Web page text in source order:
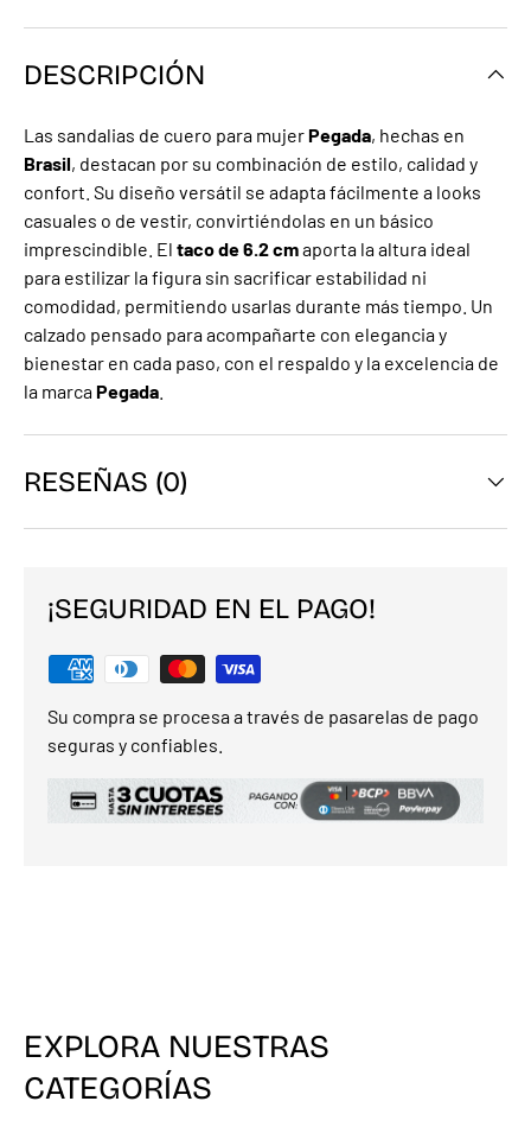
DESCRIPCIÓN
Las sandalias de cuero para mujerPegada, hechas en
Brasil, destacan por su combinación de estilo, calidad y
confort. Su diseño versátil se adapta fácilmente a looks
casuales o de vestir, convirtiéndolas en un básico
imprescindible. El taco de 6.2 cmaporta la altura ideal
para estilizar la figura sin sacrificar estabilidad ni
comodidad, permitiendo usarlas durante más tiempo. Un
calzado pensado para acompañarte con elegancia y
bienestar en cada paso, con el respaldo y la excelencia de
la marcaPegada
RESEÑAS (0)
¡SEGURIDAD EN EL PAGO!
Su compra se procesa a través de pasarelas de pago
seguras y confiables.
EXPLORA NUESTRAS
CATEGORÍAS